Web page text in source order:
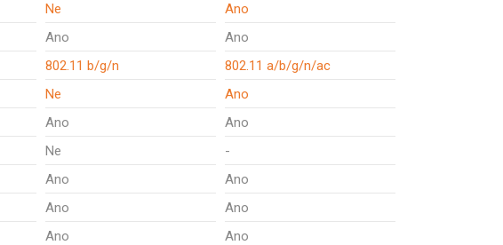
Ne
Ano
Ano
Ano
802.11 b/g/n
802.11 a/b/g/n/ac
Ne
Ano
Ano
Ano
Ne
-
Ano
Ano
Ano
Ano
Ano Ano